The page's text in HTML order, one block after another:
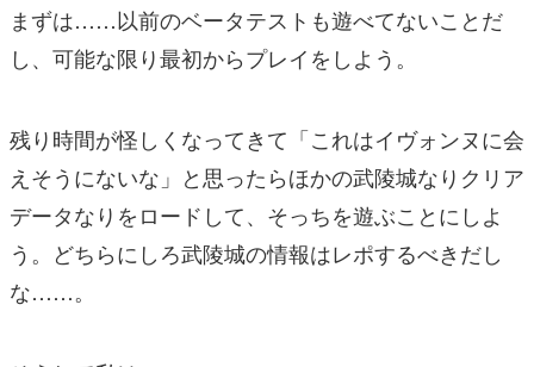
まずは……以前のベータテストも遊べてないことだ
し、可能な限り最初からプレイをしよう。
残り時間が怪しくなってきて「これはイヴォンヌに会
えそうにないな」と思ったらほかの武陵城なりクリア
データなりをロードして、そっちを遊ぶことにしよ
う。どちらにしろ武陵城の情報はレポするべきだし
な……。